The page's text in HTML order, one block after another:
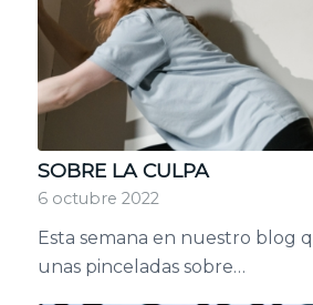
SOBRE LA CULPA
6 octubre 2022
Esta semana en nuestro blog
unas pinceladas sobre…